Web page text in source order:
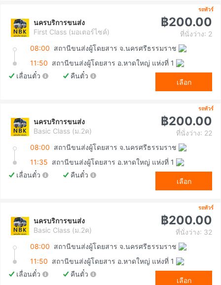
รถทัวร์
นครบริการขนส่ง
First Class (มอเตอร์ไซค์)
฿200.00
ที่นั่งว่าง: 2
08:00 สถานีขนส่งผู้โดยสาร จ.นครศรีธรรมราช
11:50 สถานีขนส่งผู้โดยสาร อ.หาดใหญ่ แห่งที่ 1
เลื่อนตั๋ว
คืนตั๋ว
เลือก
รถทัวร์
นครบริการขนส่ง
Basic Class (ม.2ค)
฿200.00
ที่นั่งว่าง: 22
08:00 สถานีขนส่งผู้โดยสาร จ.นครศรีธรรมราช
11:35 สถานีขนส่งผู้โดยสาร อ.หาดใหญ่ แห่งที่ 1
เลื่อนตั๋ว
คืนตั๋ว
เลือก
รถทัวร์
นครบริการขนส่ง
Basic Class (ม.2ค)
฿200.00
ที่นั่งว่าง: 32
08:00 สถานีขนส่งผู้โดยสาร จ.นครศรีธรรมราช
11:50 สถานีขนส่งผู้โดยสาร อ.หาดใหญ่ แห่งที่ 1
เลื่อนตั๋ว
คืนตั๋ว
เลือก